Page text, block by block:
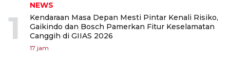
1
NEWS
Kendaraan Masa Depan Mesti Pintar Kenali Risiko,
Gaikindo dan Bosch Pamerkan Fitur Keselamatan
Canggih di GIIAS 2026
17 jam